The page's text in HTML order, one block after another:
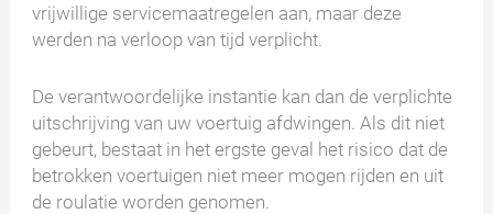
vrijwillige servicemaatregelen aan, maar deze
werden na verloop van tijd verplicht.
De verantwoordelijke instantie kan dan de verplichte
uitschrijving van uw voertuig afdwingen. Als dit niet
gebeurt, bestaat in het ergste geval het risico dat de
betrokken voertuigen niet meer mogen rijden en uit
de roulatie worden genomen.